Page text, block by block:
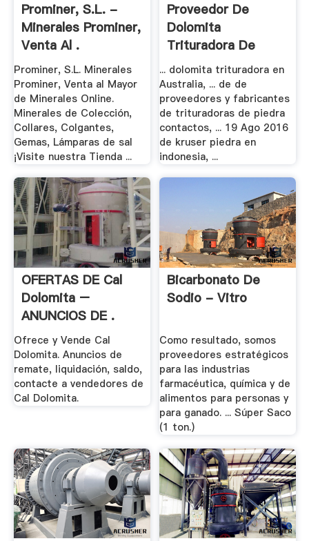
Prominer, S.L. -
Minerales Prominer,
Venta Al .
Prominer, S.L. Minerales
Prominer, Venta al Mayor
de Minerales Online.
Minerales de Colección,
Collares, Colgantes,
Gemas, Lámparas de sal
¡Visite nuestra Tienda ...
Proveedor De
Dolomita
Trituradora De
Cono Movil .
... dolomita trituradora en
Australia, ... de de
proveedores y fabricantes
de trituradoras de piedra
contactos, ... 19 Ago 2016
de kruser piedra en
indonesia, ...
OFERTAS DE Cal
Dolomita –
ANUNCIOS DE .
Ofrece y Vende Cal
Dolomita. Anuncios de
remate, liquidación, saldo,
contacte a vendedores de
Cal Dolomita.
Bicarbonato De
Sodio - Vitro
Como resultado, somos
proveedores estratégicos
para las industrias
farmacéutica, química y de
alimentos para personas y
para ganado. ... Súper Saco
(1 ton.)